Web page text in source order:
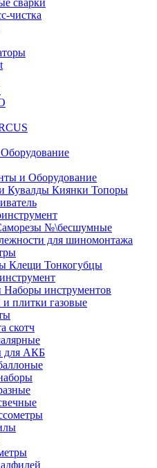
сварки
чистка
и Оборудование
Кувалды Киянки Топоры
№\бесшумные
для шиномонтажа
Клещи Тонкогубцы
Наборы инструментов
и плитки газовые
скотч
для АКБ